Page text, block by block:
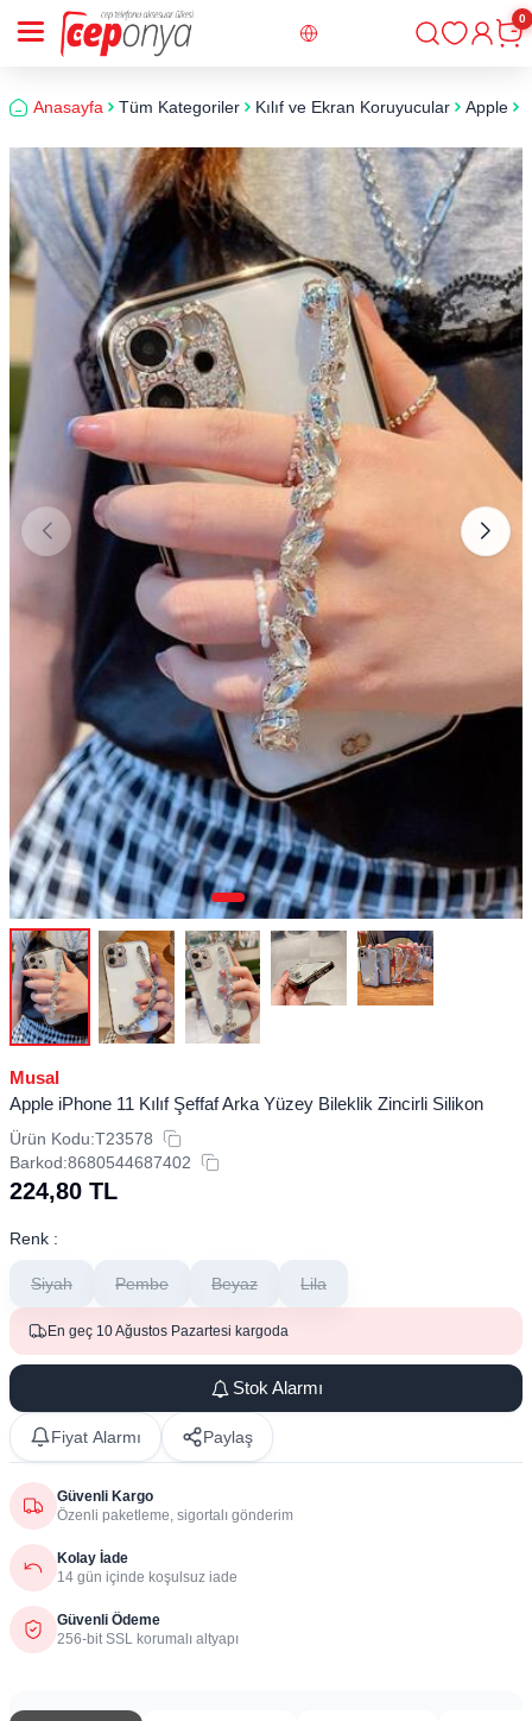
Giriş
0
Anasayfa Tüm Kategoriler Kılıf ve Ekran Koruyucular Apple
Musal
Apple iPhone 11 Kılıf Şeffaf Arka Yüzey Bileklik Zincirli Silikon
Ürün Kodu:T23578
Barkod:8680544687402
224,80 TL
Renk :
Siyah Pembe Beyaz Lila
En geç 10 Ağustos Pazartesi kargoda
Stok Alarmı
Fiyat Alarmı Paylaş
Güvenli Kargo
Özenli paketleme, sigortalı gönderim
Kolay İade
14 gün içinde koşulsuz iade
Güvenli Ödeme
256-bit SSL korumalı altyapı